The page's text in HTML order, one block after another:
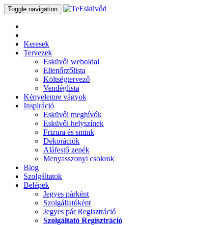
Toggle navigation
Keresek
Tervezek
Esküvői weboldal
Ellenőrzőlista
Költségtervező
Vendéglista
Kényelemre vágyok
Inspiráció
Esküvői meghívók
Esküvői helyszínek
Frizura és smink
Dekorációk
Aláfestő zenék
Menyasszonyi csokrok
Blog
Szolgáltatok
Belépek
Jegyes párként
Szolgáltatóként
Jegyes pár Regisztráció
Szolgáltató Regisztráció